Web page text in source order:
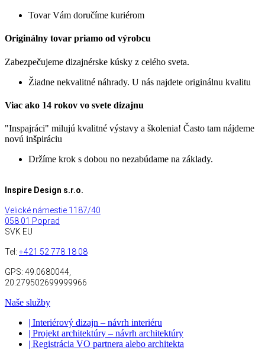
Tovar Vám doručíme kuriérom
Originálny tovar priamo od výrobcu
Zabezpečujeme dizajnérske kúsky z celého sveta.
Žiadne nekvalitné náhrady. U nás najdete originálnu kvalitu
Viac ako 14 rokov vo svete dizajnu
"Inspajráci" milujú kvalitné výstavy a školenia! Často tam nájdeme
novú inšpiráciu
Držíme krok s dobou no nezabúdame na základy.
Inspire Design s.r.o.
Velické námestie 1187/40
058 01 Poprad
SVK EU
Tel: +421 52 778 18 08
GPS: 49.0680044,
20.279502699999966
Naše služby
| Interiérový dizajn – návrh interiéru
| Projekt architektúry – návrh architektúry
| Registrácia VO partnera alebo architekta